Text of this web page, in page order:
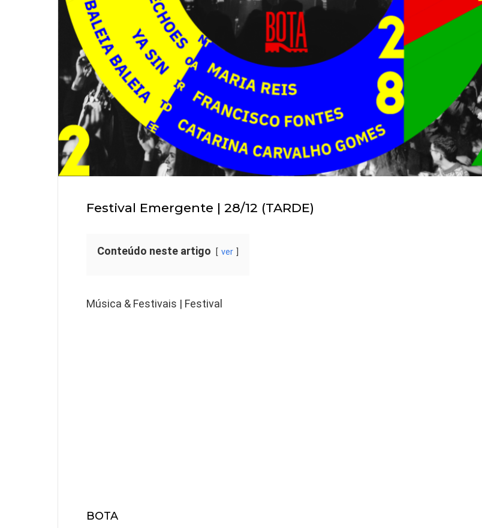
Festival Emergente | 28/12 (TARDE)
Conteúdo neste artigo ver
Música & Festivais | Festival
BOTA